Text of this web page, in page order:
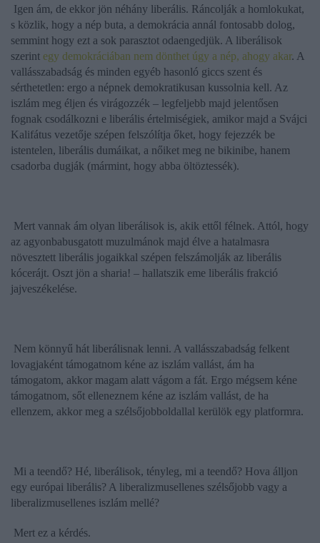
Igen ám, de ekkor jön néhány liberális. Ráncolják a homlokukat,
s közlik, hogy a nép buta, a demokrácia annál fontosabb dolog,
semmint hogy ezt a sok parasztot odaengedjük. A liberálisok
szerint egy demokráciában nem dönthet úgy a nép, ahogy akar. A
vallásszabadság és minden egyéb hasonló giccs szent és
sérthetetlen: ergo a népnek demokratikusan kussolnia kell. Az
iszlám meg éljen és virágozzék – legfeljebb majd jelentősen
fognak csodálkozni e liberális értelmiségiek, amikor majd a Svájci
Kalifátus vezetője szépen felszólítja őket, hogy fejezzék be
istentelen, liberális dumáikat, a nőiket meg ne bikinibe, hanem
csadorba dugják (mármint, hogy abba öltöztessék).
Mert vannak ám olyan liberálisok is, akik ettől félnek. Attól, hogy
az agyonbabusgatott muzulmánok majd élve a hatalmasra
növesztett liberális jogaikkal szépen felszámolják az liberális
kócerájt. Oszt jön a sharia! – hallatszik eme liberális frakció
jajveszékelése.
Nem könnyű hát liberálisnak lenni. A vallásszabadság felkent
lovagjaként támogatnom kéne az iszlám vallást, ám ha
támogatom, akkor magam alatt vágom a fát. Ergo mégsem kéne
támogatnom, sőt elleneznem kéne az iszlám vallást, de ha
ellenzem, akkor meg a szélsőjobboldallal kerülök egy platformra.
Mi a teendő? Hé, liberálisok, tényleg, mi a teendő? Hova álljon
egy európai liberális? A liberalizmusellenes szélsőjobb vagy a
liberalizmusellenes iszlám mellé?
Mert ez a kérdés.